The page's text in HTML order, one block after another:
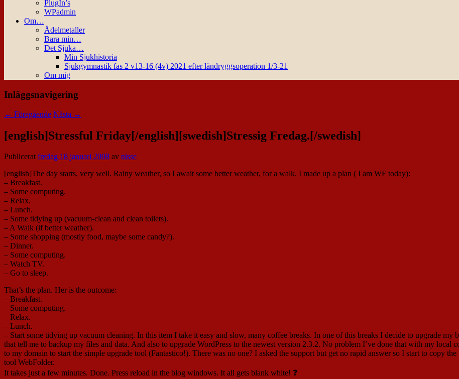
PlugIn’s
WPadmin
Om…
Ädelmetaller
Bara min…
Det Sjuka…
Min Sjukhistoria
Sjukgymnastik fas 2 v13-16 (4v) 2021 efter ländryggsoperation 1/3-21
Om mig
Inläggsnavigering
← Föregående Nästa →
[english]Stressful Friday[/english][swedish]Stressig Fredag.[/swedish]
Publiceratfredag 18 januari 2008 av nisse
[english]The day starts, very well. Rainy weather, so I await some better weather, for a walk. I made up a plan ( I am WF today):
– Breakfast.
– Some computing.
– Relax.
– Lunch.
– Some tidying up (vacuum-clean and clean toilets).
– A Walk (if better weather).
– Some shopping (mostly food, maybe some candy?).
– Dinner.
– Some computing.
– Watch TV.
– Go to sleep.
That’s the plan. Her is the outcome:
– Breakfast.
– Some computing.
– Relax.
– Lunch.
– Start some tidying up vacuum cleaning. In this item I take it easy and slow, many coffee breaks. In one of this breaks I decide to upgrade
that tell me to backup my files and data. And also to upgrade WordPress to the newest version 2.3.2. No problem I’ve done that with my
to my domain to start the simple upgrade tool (Fantastico!). There was no one? I asked the support but get no rapid answer so I start to copy
tool WebFolder.
It takes just a few minutes. Done. Press reload in the blog windows. It all gets blank white! ❓